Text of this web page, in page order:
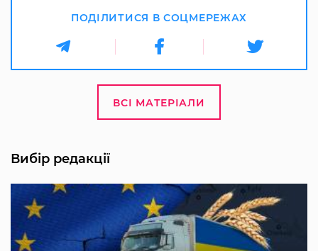
ПОДІЛИТИСЯ В СОЦМЕРЕЖАХ
ВСІ МАТЕРІАЛИ
Вибір редакції